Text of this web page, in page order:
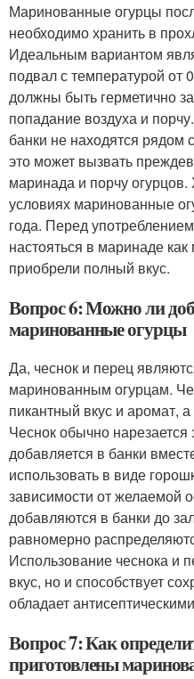
Маринованные огурцы
необходимо хранить в
Идеальным вариантом
подвал с температурой от
должны быть герметично
попадание воздуха и
банки не находятся рядом
это может вызвать
маринада и порчу
условиях маринованные
года. Перед
настояться в маринаде
приобрели полный вкус.
Вопрос 6: Можно ли
маринованные огурцы
Да, чеснок и перец
маринованным огурцам.
пикантный вкус и аромат,
Чеснок обычно нарезается
добавляется в банки
использовать в виде
зависимости от желаемой
добавляются в банки до
равномерно
Использование чеснока и
вкус, но и способствует
обладает
Вопрос 7: Как
приготовлены